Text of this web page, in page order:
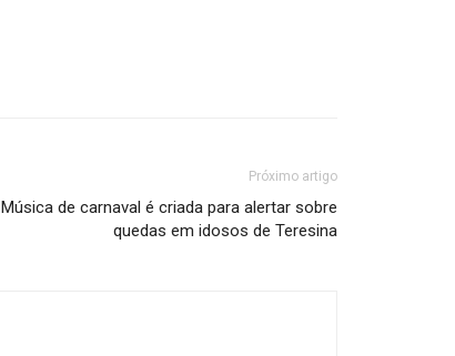
Próximo artigo
Música de carnaval é criada para alertar sobre
quedas em idosos de Teresina